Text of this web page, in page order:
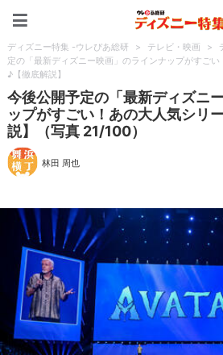
ディズニー特集 -ウレぴあ総研 > テレビ・映画 >
定の「最新ディズニー映画」のラインナップがすご
♪【徹底解説】
今後公開予定の「最新ディズニ
ップがすごい！あの大人気シリ
説】（写真 21/100）
林田 周也